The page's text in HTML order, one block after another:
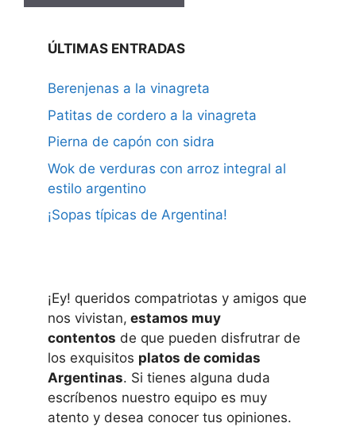
ÚLTIMAS ENTRADAS
Berenjenas a la vinagreta
Patitas de cordero a la vinagreta
Pierna de capón con sidra
Wok de verduras con arroz integral al
estilo argentino
¡Sopas típicas de Argentina!
¡Ey! queridos compatriotas y amigos que
nos vivistan, estamos muy
contentos de que pueden disfrutrar de
los exquisitos platos de comidas
Argentinas. Si tienes alguna duda
escríbenos nuestro equipo es muy
atento y desea conocer tus opiniones.